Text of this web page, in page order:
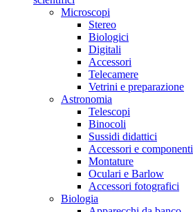
Microscopi
Stereo
Biologici
Digitali
Accessori
Telecamere
Vetrini e preparazione
Astronomia
Telescopi
Binocoli
Sussidi didattici
Accessori e componenti
Montature
Oculari e Barlow
Accessori fotografici
Biologia